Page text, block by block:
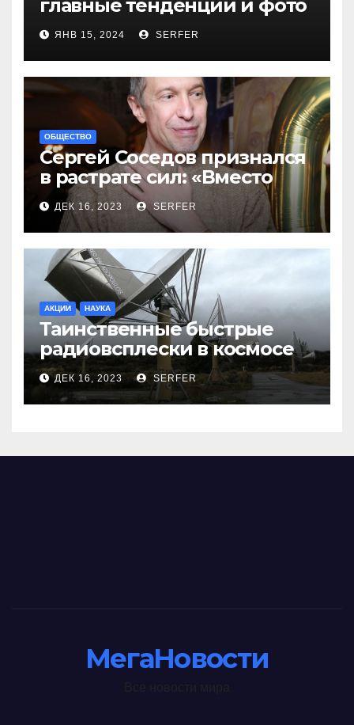
главные тенденции и фото
новинок
ЯНВ 15, 2024 SERFER
ОБЩЕСТВО
Сергей Соседов признался
в растрате сил: «Вместо
меня взяли Пригожина»
ДЕК 16, 2023 SERFER
АКЦИИ НАУКА
Таинственные быстрые
радиовсплески в космосе
сделались все более
странными
ДЕК 16, 2023 SERFER
МегаНовости